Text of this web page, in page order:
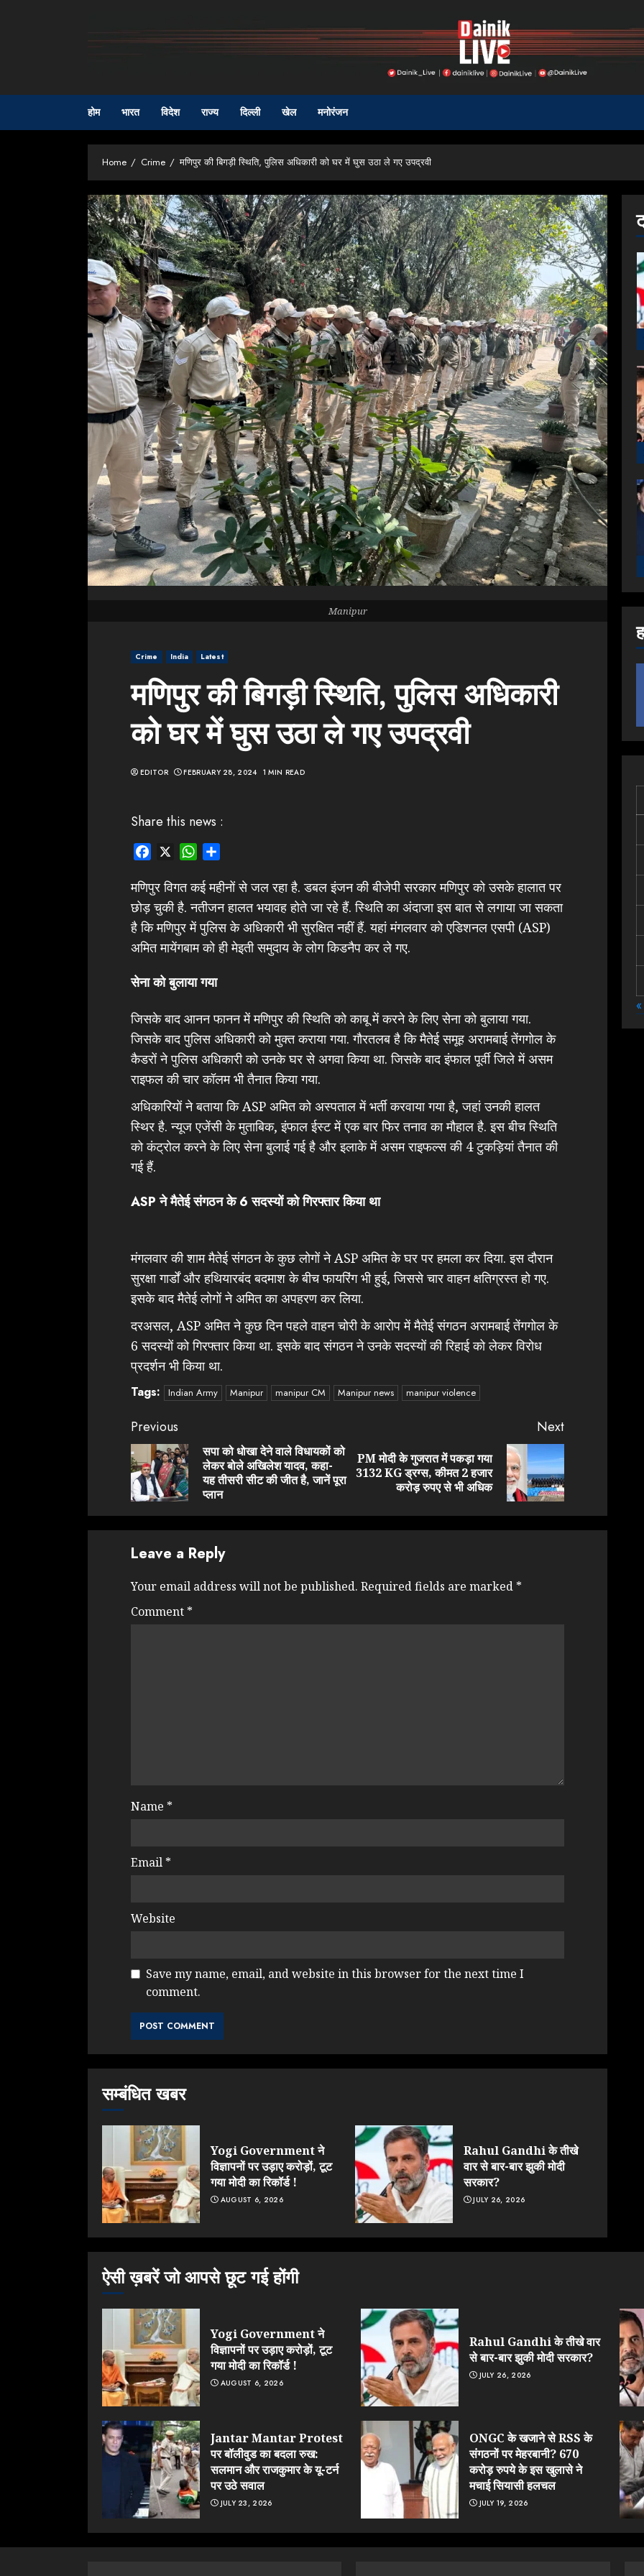
होम भारत विदेश राज्य दिल्ली खेल मनोरंजन
Home Crime मणिपुर की बिगड़ी स्थिति, पुलिस अधिकारी को घर में घुस उठा ले गए उपद्रवी
Crime India Latest
मणिपुर की बिगड़ी स्थिति, पुलिस अधिकारी
को घर में घुस उठा ले गए उपद्रवी
EDITOR FEBRUARY 28, 2024 1 MIN READ
Manipur
Share this news :
Facebook WhatsApp
मणिपुर विगत कई महीनों से जल रहा है. डबल इंजन की बीजेपी सरकार मणिपुर को उसके हालात पर
छोड़ चुकी है. नतीजन हालत भयावह होते जा रहे हैं. स्थिति का अंदाजा इस बात से लगाया जा सकता
है कि मणिपुर में पुलिस के अधिकारी भी सुरक्षित नहीं हैं. यहां मंगलवार को एडिशनल एसपी (ASP)
अमित मायेंगबाम को ही मेइती समुदाय के लोग किडनैप कर ले गए.
सेना को बुलाया गया
जिसके बाद आनन फानन में मणिपुर की स्थिति को काबू में करने के लिए सेना को बुलाया गया.
जिसके बाद पुलिस अधिकारी को मुक्त कराया गया. गौरतलब है कि मैतेई समूह अरामबाई तेंगगोल के
कैडरों ने पुलिस अधिकारी को उनके घर से अगवा किया था. जिसके बाद इंफाल पूर्वी जिले में असम
राइफल की चार कॉलम भी तैनात किया गया.
अधिकारियों ने बताया कि ASP अमित को अस्पताल में भर्ती करवाया गया है, जहां उनकी हालत
स्थिर है. न्यूज एजेंसी के मुताबिक, इंफाल ईस्ट में एक बार फिर तनाव का मौहाल है. इस बीच स्थिति
को कंट्रोल करने के लिए सेना बुलाई गई है और इलाके में असम राइफल्स की 4 टुकड़ियां तैनात की
गई हैं.
ASP ने मैतेई संगठन के 6 सदस्यों को गिरफ्तार किया था
मंगलवार की शाम मैतेई संगठन के कुछ लोगों ने ASP अमित के घर पर हमला कर दिया. इस दौरान
सुरक्षा गार्डों और हथियारबंद बदमाश के बीच फायरिंग भी हुई, जिससे चार वाहन क्षतिग्रस्त हो गए.
इसके बाद मैतेई लोगों ने अमित का अपहरण कर लिया.
दरअसल, ASP अमित ने कुछ दिन पहले वाहन चोरी के आरोप में मैतेई संगठन अरामबाई तेंगगोल के
6 सदस्यों को गिरफ्तार किया था. इसके बाद संगठन ने उनके सदस्यों की रिहाई को लेकर विरोध
प्रदर्शन भी किया था.
Tags: Indian Army Manipur manipur CM Manipur news manipur violence
Continue
Reading
Previous
Previous
सपा को धोखा देने वाले विधायकों को
लेकर बोले अखिलेश यादव, कहा-
यह तीसरी सीट की जीत है, जानें पूरा
प्लान
Next
Next
PM मोदी के गुजरात में पकड़ा गया
3132 KG ड्रग्स, कीमत 2 हजार
करोड़ रुपए से भी अधिक
Leave a Reply
Your email address will not be published. Required fields are marked *
Comment *
Name *
Email *
Website
Save my name, email, and website in this browser for the next time I
comment.
सम्बंधित खबर
Yogi Government ने
विज्ञापनों पर उड़ाए करोड़ों, टूट
गया मोदी का रिकॉर्ड !
AUGUST 6, 2026
Rahul Gandhi के तीखे
वार से बार-बार झुकी मोदी
सरकार?
JULY 26, 2026
ऐसी ख़बरें जो आपसे छूट गई होंगी
Yogi Government ने
विज्ञापनों पर उड़ाए करोड़ों, टूट
गया मोदी का रिकॉर्ड !
AUGUST 6, 2026
Rahul Gandhi के तीखे वार
से बार-बार झुकी मोदी सरकार?
JULY 26, 2026
Jantar Mantar Protest
पर बॉलीवुड का बदला रुख:
सलमान और राजकुमार के यू-टर्न
पर उठे सवाल
JULY 23, 2026
ONGC के खजाने से RSS के
संगठनों पर मेहरबानी? 670
करोड़ रुपये के इस खुलासे ने
मचाई सियासी हलचल
JULY 19, 2026